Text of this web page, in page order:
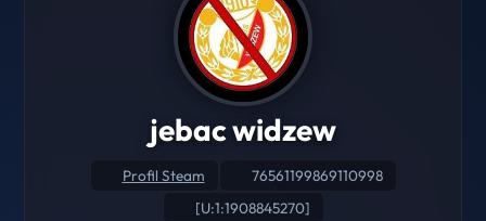
jebac widzew
Profil Steam
76561199869110998
[U:1:1908845270]